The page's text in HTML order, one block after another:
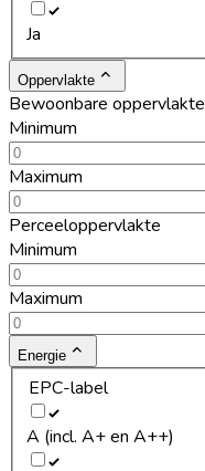
Ja
Oppervlakte
Bewoonbare oppervlakte
Minimum
Maximum
Perceeloppervlakte
Minimum
Maximum
Energie
EPC-label
A (incl. A+ en A++)